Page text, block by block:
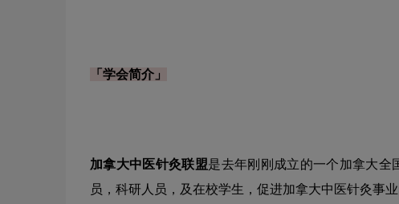
「学会简介」
加拿大中医针灸联盟是去年刚刚成立的一个加拿大全
员，科研人员，及在校学生，促进加拿大中医针灸事